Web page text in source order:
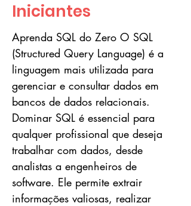
Iniciantes
Aprenda SQL do Zero O SQL
(Structured Query Language) é a
linguagem mais utilizada para
gerenciar e consultar dados em
bancos de dados relacionais.
Dominar SQL é essencial para
qualquer profissional que deseja
trabalhar com dados, desde
analistas a engenheiros de
software. Ele permite extrair
informações valiosas, realizar